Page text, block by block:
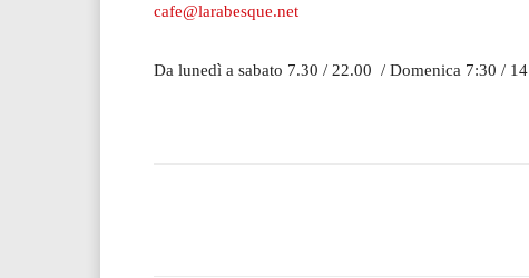
cafe@larabesque.net
Da lunedì a sabato 7.30 / 22.00 / Domenica 7:30 /